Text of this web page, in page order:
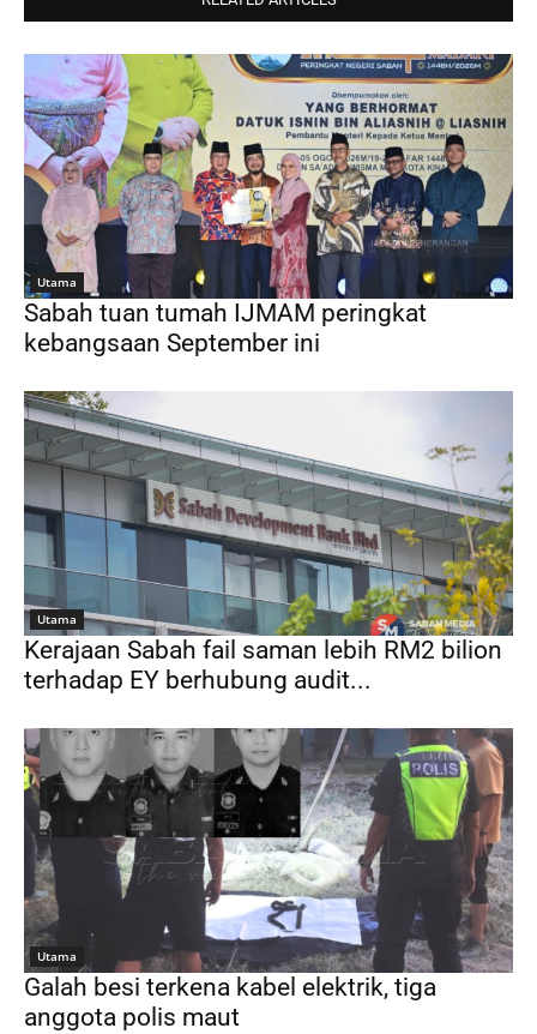
Utama
Sabah tuan tumah IJMAM peringkat
kebangsaan September ini
Utama
Kerajaan Sabah fail saman lebih RM2 bilion
terhadap EY berhubung audit...
Utama
Galah besi terkena kabel elektrik, tiga
anggota polis maut